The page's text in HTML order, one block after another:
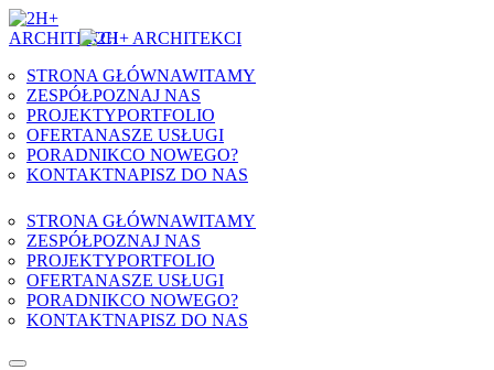
Skip to content
STRONA GŁÓWNAWITAMY
ZESPÓŁPOZNAJ NAS
PROJEKTYPORTFOLIO
OFERTANASZE USŁUGI
PORADNIKCO NOWEGO?
KONTAKTNAPISZ DO NAS
STRONA GŁÓWNAWITAMY
ZESPÓŁPOZNAJ NAS
PROJEKTYPORTFOLIO
OFERTANASZE USŁUGI
PORADNIKCO NOWEGO?
KONTAKTNAPISZ DO NAS